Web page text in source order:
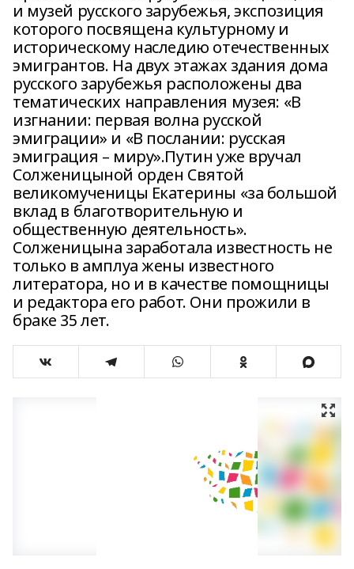
и музей русского зарубежья, экспозиция
которого посвящена культурному и
историческому наследию отечественных
эмигрантов. На двух этажах здания дома
русского зарубежья расположены два
тематических направления музея: «В
изгнании: первая волна русской
эмиграции» и «В послании: русская
эмиграция – миру».Путин уже вручал
Солженицыной орден Святой
великомученицы Екатерины «за большой
вклад в благотворительную и
общественную деятельность».
Солженицына заработала известность не
только в амплуа жены известного
литератора, но и в качестве помощницы
и редактора его работ. Они прожили в
браке 35 лет.